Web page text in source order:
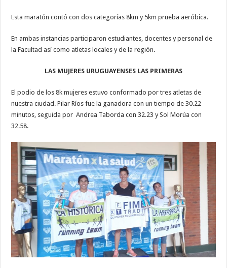
Esta maratón contó con dos categorías 8km y 5km prueba aeróbica.
En ambas instancias participaron estudiantes, docentes y personal de
la Facultad así como atletas locales y de la región.
LAS MUJERES URUGUAYENSES LAS PRIMERAS
El podio de los 8k mujeres estuvo conformado por tres atletas de
nuestra ciudad. Pilar Ríos fue la ganadora con un tiempo de 30.22
minutos, seguida por Andrea Taborda con 32.23 y Sol Morúa con
32.58.